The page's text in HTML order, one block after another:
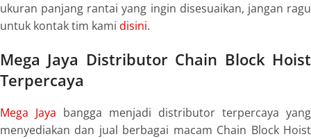
ukuran panjang rantai yang ingin disesuaikan, jangan ragu
untuk kontak tim kami disini.
Mega Jaya Distributor Chain Block Hoist
Terpercaya
Mega Jaya bangga menjadi distributor terpercaya yang
menyediakan dan jual berbagai macam Chain Block Hoist